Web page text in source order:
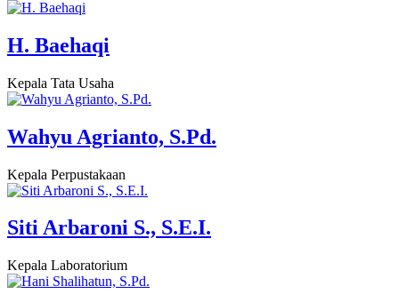
H. Baehaqi
Kepala Tata Usaha
Wahyu Agrianto, S.Pd.
Kepala Perpustakaan
Siti Arbaroni S., S.E.I.
Kepala Laboratorium